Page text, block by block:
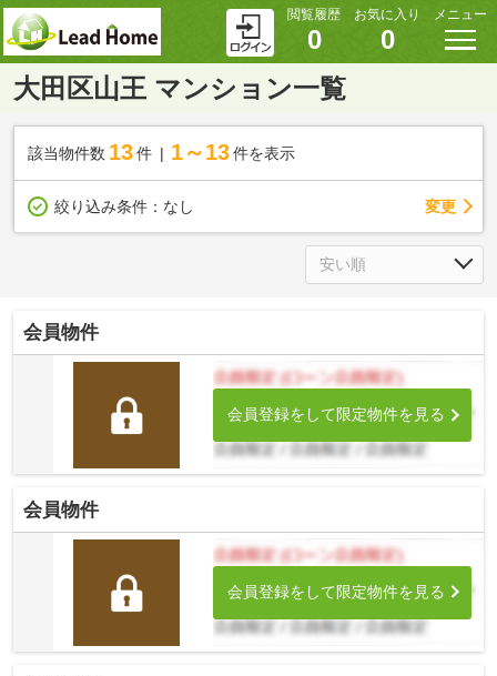
閲覧履歴
0
お気に入り
0
メニュー
大田区山王 マンション一覧
該当物件数 13件 1～13 件を表示
絞り込み条件： なし 変更
会員物件
会員登録をして限定物件を見る
会員物件
会員登録をして限定物件を見る